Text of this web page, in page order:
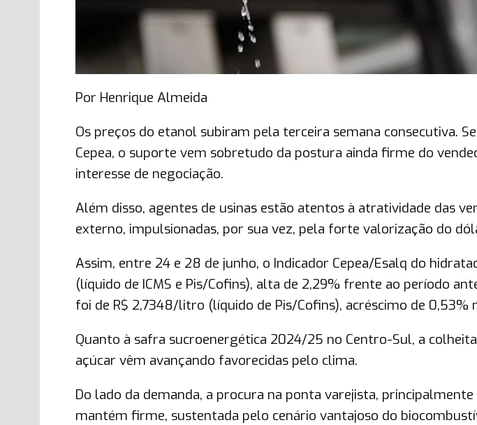
Por Henrique Almeida
Os preços do etanol subiram pela terceira semana consecutiva.
Cepea, o suporte vem sobretudo da postura ainda firme do
interesse de negociação.
Além disso, agentes de usinas estão atentos à atratividade das
externo, impulsionadas, por sua vez, pela forte valorização do
Assim, entre 24 e 28 de junho, o Indicador Cepea/Esalq do
(líquido de ICMS e Pis/Cofins), alta de 2,29% frente ao período
foi de R$ 2,7348/litro (líquido de Pis/Cofins), acréscimo de 0,53%
Quanto à safra sucroenergética 2024/25 no Centro-Sul, a
açúcar vêm avançando favorecidas pelo clima.
Do lado da demanda, a procura na ponta varejista, principalmente
mantém firme, sustentada pelo cenário vantajoso do